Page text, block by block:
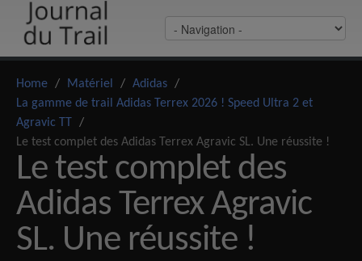
Home / Matériel / Adidas /
La gamme de trail Adidas Terrex 2026 ! Speed Ultra 2 et
Agravic TT
/
Le test complet des Adidas Terrex Agravic SL. Une réussite !
Le test complet des
Adidas Terrex Agravic
SL. Une réussite !